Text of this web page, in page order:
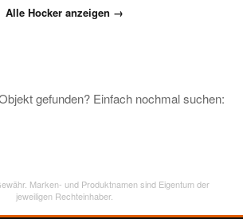
Alle Hocker anzeigen →
gefunden? Einfach nochmal suchen:
Marken- und Produktnamen sind Eigentum der
jeweiligen Rechteinhaber.